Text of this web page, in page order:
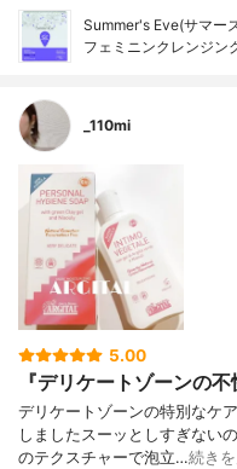
Summer's Eve(サマー
フェミニンクレンジン
_110mi
5.00
『デリケートゾーンの
デリケートゾーンの特別なケ
しました スーッとしすぎない
のテクスチャーで泡立…続き